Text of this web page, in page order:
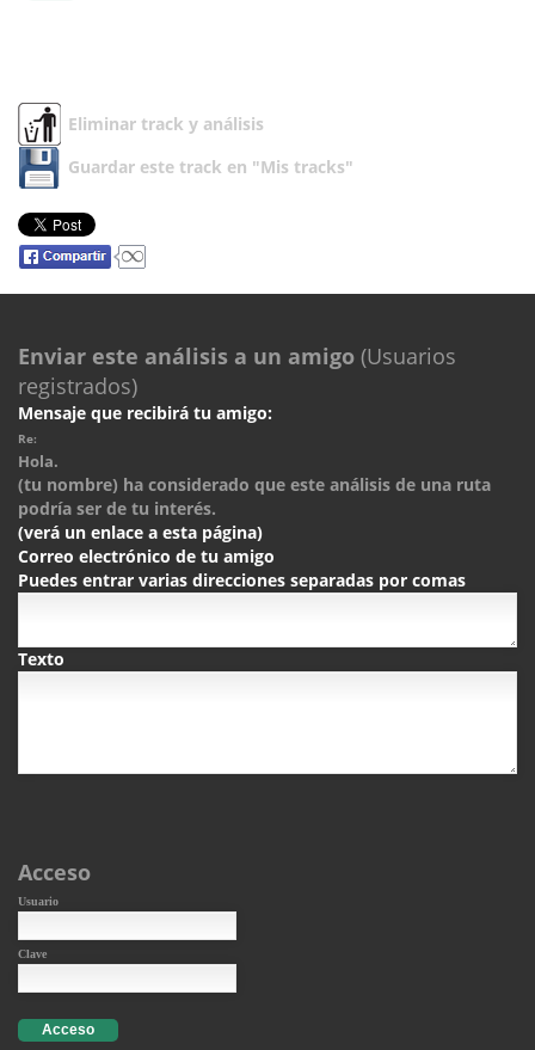
Eliminar track y análisis
Guardar este track en "Mis tracks"
Enviar este análisis a un amigo (Usuarios
registrados)
Mensaje que recibirá tu amigo:
Re:
Hola.
(tu nombre) ha considerado que este análisis de una ruta
podría ser de tu interés.
(verá un enlace a esta página)
Correo electrónico de tu amigo
Puedes entrar varias direcciones separadas por comas
Texto
Acceso
Usuario
Clave
Acceso